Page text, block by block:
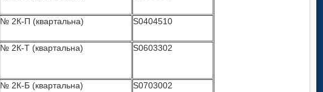
№ 2К-П (квартальна) S0404510
№ 2К-Т (квартальна) S0603302
№ 2К-Б (квартальна) S0703002